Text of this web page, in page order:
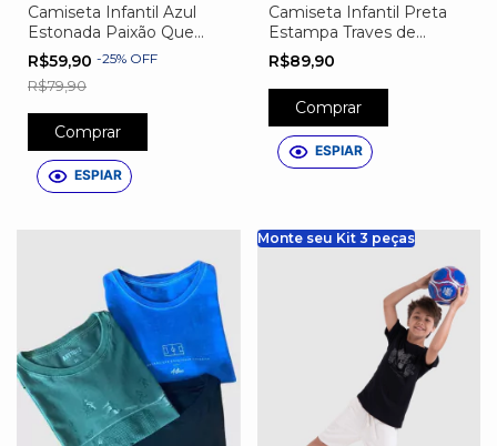
Camiseta Infantil Azul
Estonada Paixão Que
Atravessa O Esporte
R$59,90 -25% OFF
R$79,90
Comprar
ESPIAR
Camiseta Infantil Preta
Estampa Traves de
Futebol
R$89,90
Comprar
ESPIAR
Monte seu Kit 3 peças